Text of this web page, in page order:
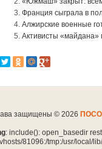
Франция сыграла в
Алжирские военные
Активисты «майдана»
защищены © 2026
: include(): open_basedir
81096:/tmp:/usr/local/